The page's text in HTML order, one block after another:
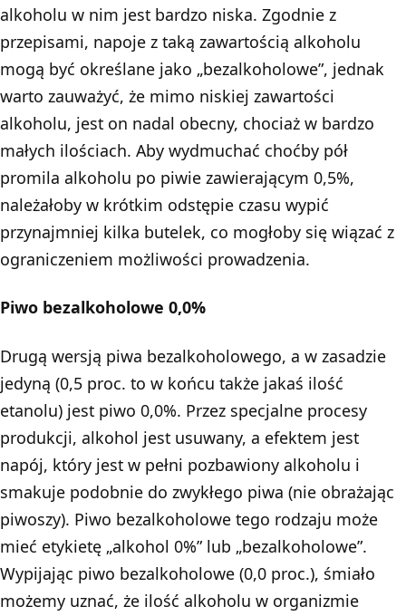
alkoholu w nim jest bardzo niska. Zgodnie z
przepisami, napoje z taką zawartością alkoholu
mogą być określane jako „bezalkoholowe”, jednak
warto zauważyć, że mimo niskiej zawartości
alkoholu, jest on nadal obecny, chociaż w bardzo
małych ilościach. Aby wydmuchać choćby pół
promila alkoholu po piwie zawierającym 0,5%,
należałoby w krótkim odstępie czasu wypić
przynajmniej kilka butelek, co mogłoby się wiązać z
ograniczeniem możliwości prowadzenia.
Piwo bezalkoholowe 0,0%
Drugą wersją piwa bezalkoholowego, a w zasadzie
jedyną (0,5 proc. to w końcu także jakaś ilość
etanolu) jest piwo 0,0%. Przez specjalne procesy
produkcji, alkohol jest usuwany, a efektem jest
napój, który jest w pełni pozbawiony alkoholu i
smakuje podobnie do zwykłego piwa (nie obrażając
piwoszy). Piwo bezalkoholowe tego rodzaju może
mieć etykietę „alkohol 0%” lub „bezalkoholowe”.
Wypijając piwo bezalkoholowe (0,0 proc.), śmiało
możemy uznać, że ilość alkoholu w organizmie